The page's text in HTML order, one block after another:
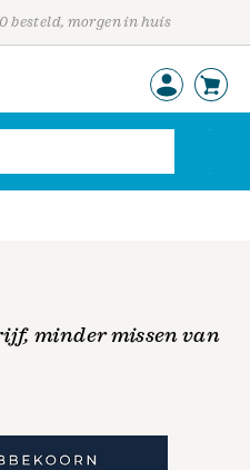
besteld, morgen in huis
minder missen van